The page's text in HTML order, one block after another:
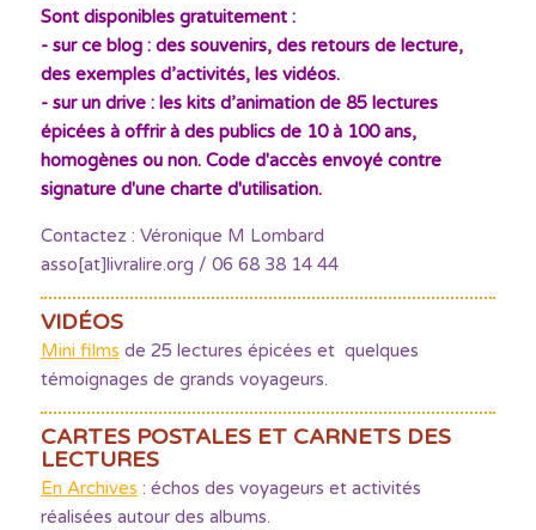
Sont disponibles gratuitement :
- sur ce blog : des souvenirs, des retours de lecture,
des exemples d’activités, les vidéos.
- sur un drive : les kits d’animation de 85 lectures
épicées à offrir à des publics de 10 à 100 ans,
homogènes ou non. Code d'accès envoyé contre
signature d'une charte d'utilisation.
Contactez : Véronique M Lombard
asso[at]livralire.org / 06 68 38 14 44
VIDÉOS
Mini films de 25 lectures épicées et quelques
témoignages de grands voyageurs.
CARTES POSTALES ET CARNETS DES
LECTURES
En Archives : échos des voyageurs et activités
réalisées autour des albums.